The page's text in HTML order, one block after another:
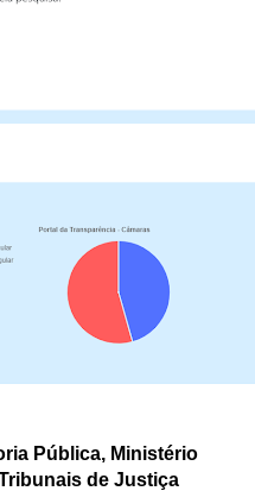
Pública, Ministério
de Justiça